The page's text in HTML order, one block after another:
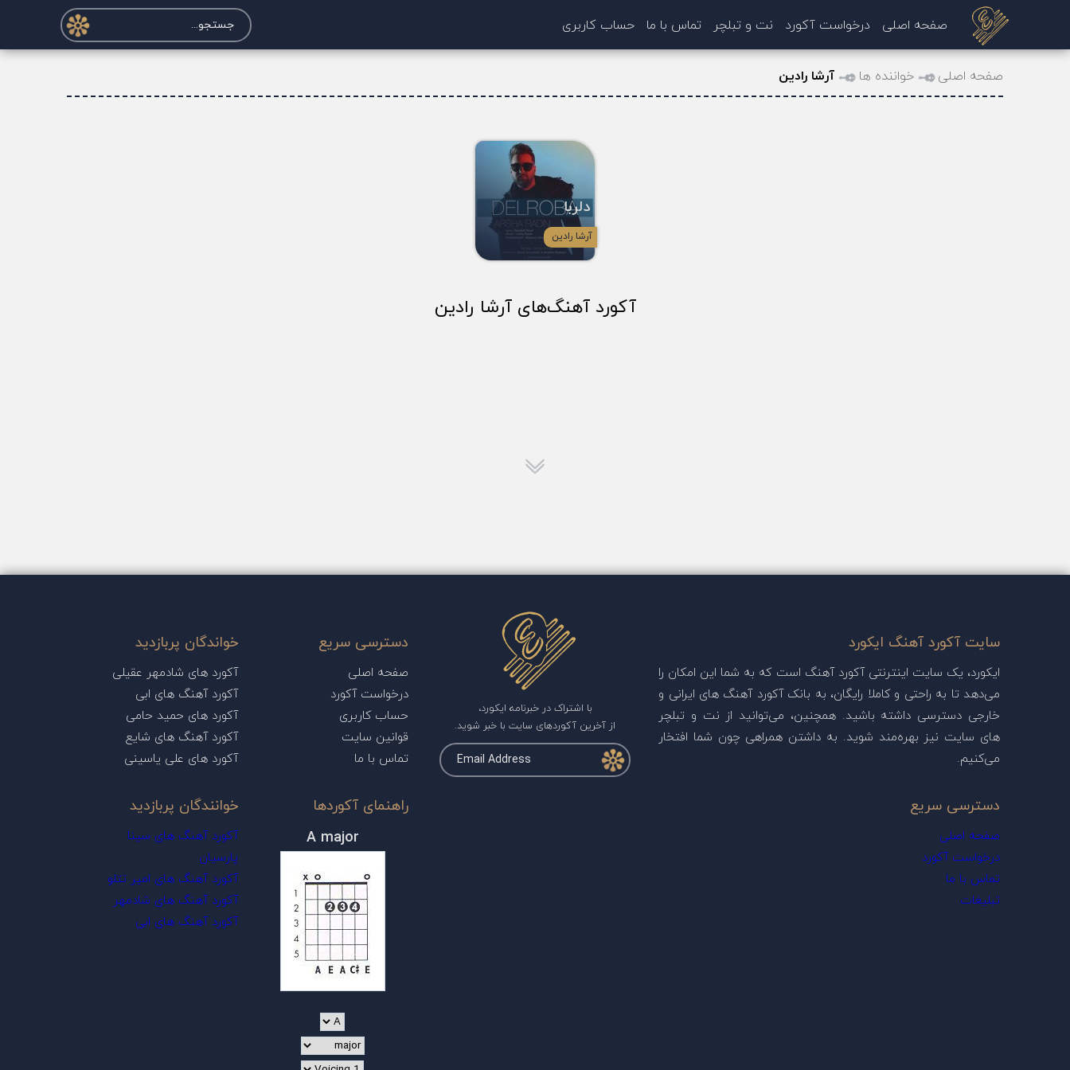
صفحه اصلی درخواست آکورد نت و تبلچر تماس با ما حساب کاربری
صفحه اصلی خواننده ها آرشا رادین
دلربا
آرشا رادین
آکورد آهنگ‌های آرشا رادین
سایت آکورد آهنگ ایکورد
ایکورد، یک سایت اینترنتی آکورد آهنگ است که به شما این امکان را
می‌دهد تا به راحتی و کاملا رایگان، به بانک آکورد آهنگ های ایرانی و
خارجی دسترسی داشته باشید. همچنین، می‌توانید از نت و تبلچر
های سایت نیز بهره‌مند شوید. به داشتن همراهی چون شما افتخار
می‌کنیم.
دسترسی سریع
صفحه اصلی
درخواست آکورد
تماس با ما
تبلیغات
با اشتراک در خبرنامه ایکورد،
از آخرین آکوردهای سایت با خبر شوید.
دسترسی سریع
صفحه اصلی
درخواست آکورد
حساب کاربری
قوانین سایت
تماس با ما
راهنمای آکوردها
A major
خواندگان پربازدید
آکورد های شادمهر عقیلی
آکورد آهنگ های ابی
آکورد های حمید حامی
آکورد آهنگ های شایع
آکورد های علی یاسینی
خوانندگان پربازدید
آکورد آهنگ های سینا
پارسیان
آکورد آهنگ های امیر تتلو
آکورد آهنگ های شادمهر
آکورد آهنگ های ابی